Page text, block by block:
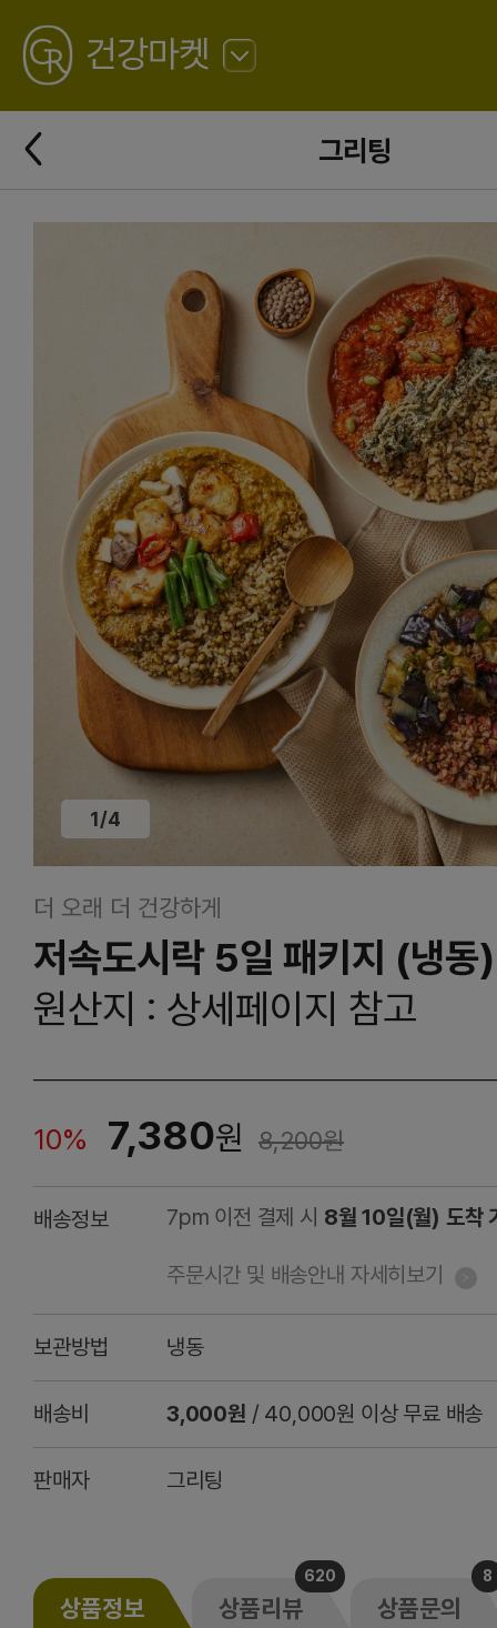
GREATING
건강마켓
로
그리팅
뒤
로
가
1/4
더 오래 더 건강하게
저속도시락 5일 패키지 (냉동)
원산지 : 상세페이지 참고
10% 7,380원 8,200원
배송정보 7pm 이전 결제 시 8월 10일(월) 도착
주문시간 및 배송안내 자세히보기
보관방법 냉동
배송비 3,000원 / 40,000원 이상 무료 배송
판매자 그리팅
상품정보 상품리뷰
620
상품문의
8